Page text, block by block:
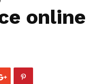
online